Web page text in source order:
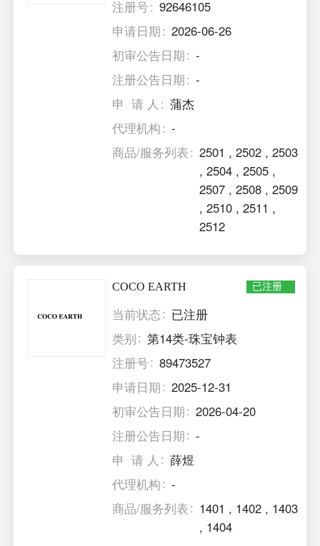
注册号
92646105
申请日期
2026-06-26
初审公告日期
-
注册公告日期
-
申 请 人
蒲杰
代理机构
-
商品/服务列表
2501 ,2502 ,2503
,2504 ,2505 ,
2507 ,2508 ,2509
,2510 ,2511 ,
2512
COCO EARTH 已注册
当前状态
已注册
类别
第14类-珠宝钟表
注册号
89473527
申请日期
2025-12-31
初审公告日期
2026-04-20
注册公告日期
-
申 请 人
薛煜
代理机构
-
商品/服务列表
1401 , 1402 , 1403
, 1404